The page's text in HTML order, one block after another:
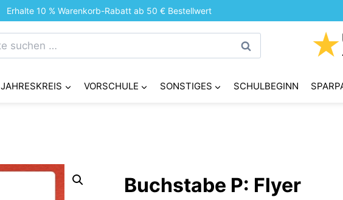
Erhalte 10 % Warenkorb-Rabatt ab 50 € Bestellwert
Suchen ★
JAHRESKREIS VORSCHULE SONSTIGES SCHULBEGINN
Buchstabe P: Flyer